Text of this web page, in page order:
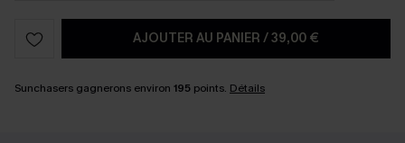
AJOUTER AU PANIER /39,00 €
Sunchasers gagnerons environ 195 points. Détails